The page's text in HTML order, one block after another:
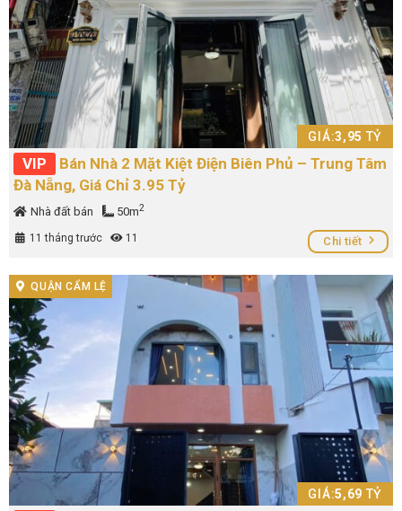
GIÁ:3,95 TỶ
VIP
Bán Nhà 2 Mặt Kiệt Điện Biên Phủ – Trung Tâm
Đà Nẵng, Giá Chỉ 3.95 Tỷ
Nhà đất bán 50m2
11 tháng trước 11 Chi tiết
QUẬN CẨM LỆ
GIÁ:5,69 TỶ